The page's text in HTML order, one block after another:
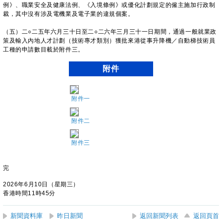
例》、職業安全及健康法例、《入境條例》或優化計劃規定的僱主施加行政制
裁，其中沒有涉及電機業及電子業的違規個案。
（五）二○二五年六月三十日至二○二六年三月三十一日期間，通過一般就業政
策及輸入內地人才計劃（技術專才類別）獲批來港從事升降機／自動梯技術員
工種的申請數目載於附件三。
附件
附件一
附件二
附件三
完
2026年6月10日（星期三）
香港時間11時45分
新聞資料庫 昨日新聞 返回新聞列表 返回頁首